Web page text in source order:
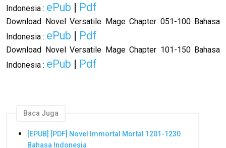
Indonesia : ePub | Pdf
Download Novel Versatile Mage Chapter 051-100 Bahasa
Indonesia : ePub | Pdf
Download Novel Versatile Mage Chapter 101-150 Bahasa
Indonesia : ePub | Pdf
Baca Juga
[EPUB] [PDF] Novel Immortal Mortal 1201-1230
Bahasa Indonesia